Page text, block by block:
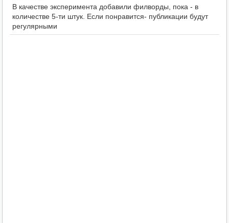
В качестве эксперимента добавили филворды, пока - в
количестве 5-ти штук. Если понравится- публикации будут
регулярными